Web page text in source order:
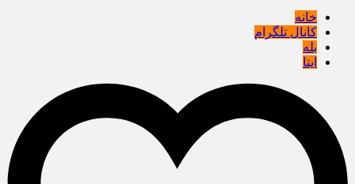
خانه
کانال تلگرام
بله
ایتا